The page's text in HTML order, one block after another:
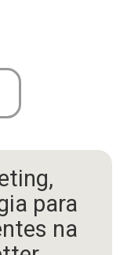
para
na